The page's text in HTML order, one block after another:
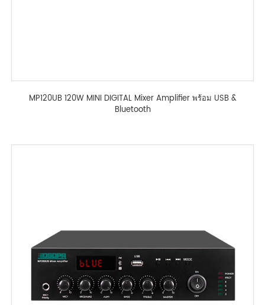
MP120UB 120W MINI DIGITAL Mixer Amplifier พร้อม USB &
Bluetooth